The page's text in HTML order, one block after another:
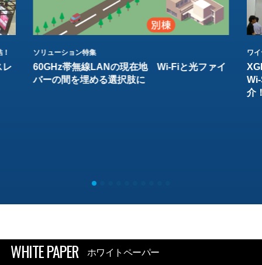
レ
ソリューション特集
60GHz帯無線LANの現在地 Wi-Fiと光ファイ
バーの間を埋める選択肢に
ワ
介
WHITE PAPER ホワイトペーパー